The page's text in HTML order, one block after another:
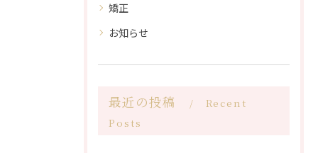
矯正
お知らせ
最近の投稿
Recent
Posts